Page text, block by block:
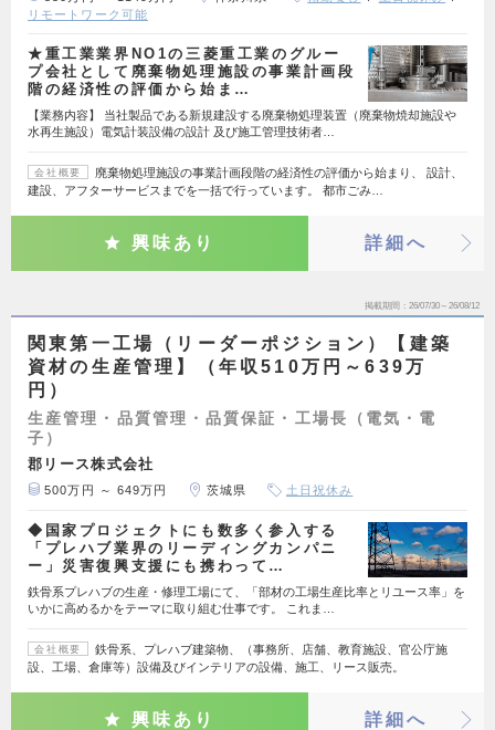
リモートワーク可能
★重工業業界NO1の三菱重工業のグルー
プ会社として廃棄物処理施設の事業計画段
階の経済性の評価から始ま…
【業務内容】 当社製品である新規建設する廃棄物処理装置（廃棄物焼却施設や
水再生施設）電気計装設備の設計 及び施工管理技術者…
会社概要
廃棄物処理施設の事業計画段階の経済性の評価から始まり、 設計、
建設、アフターサービスまでを一括で行っています。 都市ごみ…
興味あり 詳細へ
掲載期間 26/07/30～26/08/12
関東第一工場（リーダーポジション）【建築
資材の生産管理】（年収510万円～639万
円）
生産管理・品質管理・品質保証・工場長（電気・電
子）
郡リース株式会社
500万円 ～ 649万円 茨城県 土日祝休み
◆国家プロジェクトにも数多く参入する
「プレハブ業界のリーディングカンパニ
ー」災害復興支援にも携わって…
鉄骨系プレハブの生産・修理工場にて、「部材の工場生産比率とリユース率」を
いかに高めるかをテーマに取り組む仕事です。 これま…
会社概要
鉄骨系、プレハブ建築物、（事務所、店舗、教育施設、官公庁施
設、工場、倉庫等）設備及びインテリアの設備、施工、リース販売。
興味あり 詳細へ